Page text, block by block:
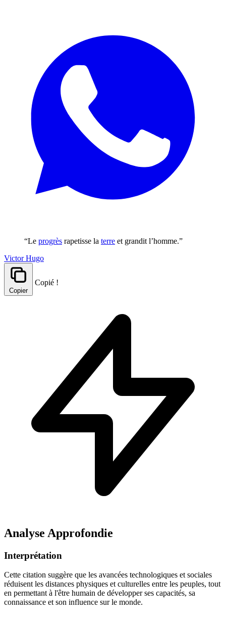
“Le progrès rapetisse la terre et grandit l’homme.”
Victor Hugo
Copier
Copié !
Analyse Approfondie
Interprétation
Cette citation suggère que les avancées technologiques et sociales
réduisent les distances physiques et culturelles entre les peuples, tout
en permettant à l'être humain de développer ses capacités, sa
connaissance et son influence sur le monde.